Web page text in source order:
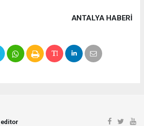
ANTALYA HABERİ
editor